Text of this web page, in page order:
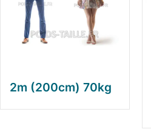
2m (200cm) 70kg